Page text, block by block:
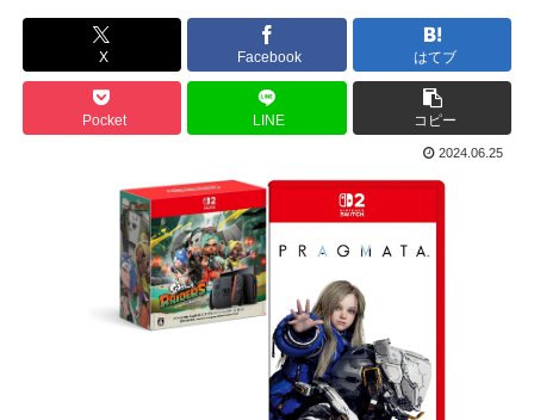
X Facebook はてブ
Pocket LINE コピー
2024.06.25